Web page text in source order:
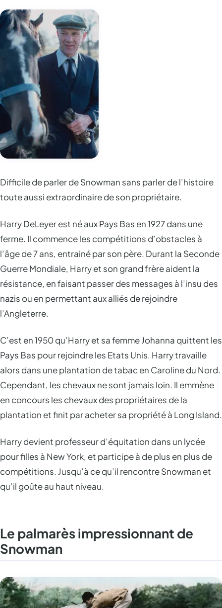
Difficile de parler de Snowman sans parler de l’histoire
toute aussi extraordinaire de son propriétaire.
Harry DeLeyer est né aux Pays Bas en 1927 dans une
ferme. Il commence les compétitions d’obstacles à
l’âge de 7 ans, entrainé par son père. Durant la Seconde
Guerre Mondiale, Harry et son grand frère aident la
résistance, en faisant passer des messages à l’insu des
nazis ou en permettant aux alliés de rejoindre
l’Angleterre.
C’est en 1950 qu’Harry et sa femme Johanna quittent les
Pays Bas pour rejoindre les Etats Unis. Harry travaille
alors dans une plantation de tabac en Caroline du Nord.
Cependant, les chevaux ne sont jamais loin. Il emmène
en concours les chevaux des propriétaires de la
plantation et finit par acheter sa propriété à Long Island.
Harry devient professeur d’équitation dans un lycée
pour filles à New York, et participe à de plus en plus de
compétitions. Jusqu’à ce qu’il rencontre Snowman et
qu’il goûte au haut niveau.
Le palmarès impressionnant de
Snowman